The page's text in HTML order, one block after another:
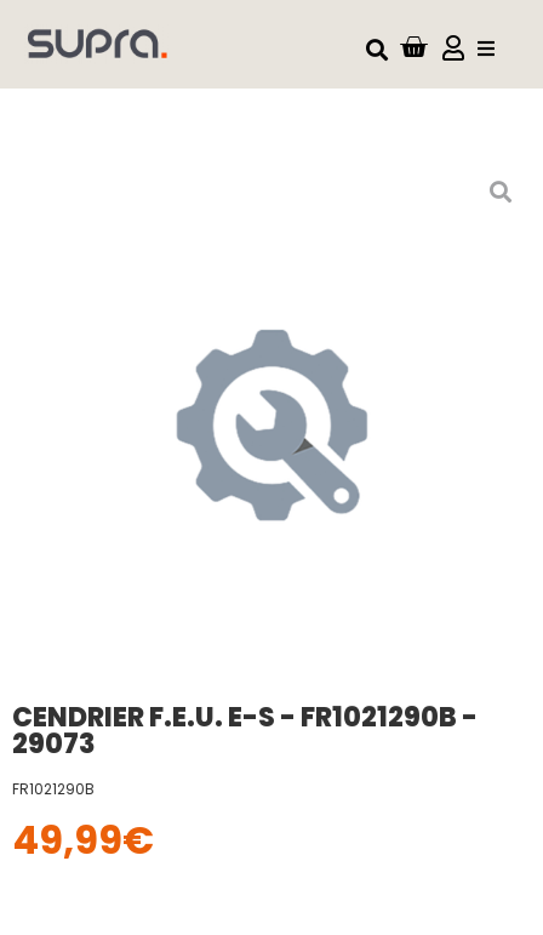
CENDRIER F.E.U. E-S - FR1021290B -
29073
FR1021290B
49,99€